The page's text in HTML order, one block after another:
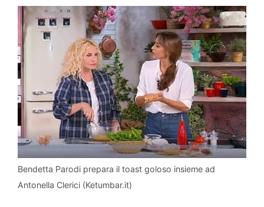
Bendetta Parodi prepara il toast goloso insieme ad
Antonella Clerici (Ketumbar.it)